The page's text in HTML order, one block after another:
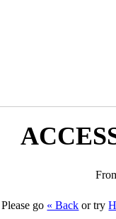
Please go « Back or try